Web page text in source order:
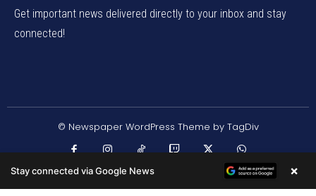
Get important news delivered directly to your inbox and stay
connected!
© Newspaper WordPress Theme by TagDiv
Stay connected via Google News ×
/* */